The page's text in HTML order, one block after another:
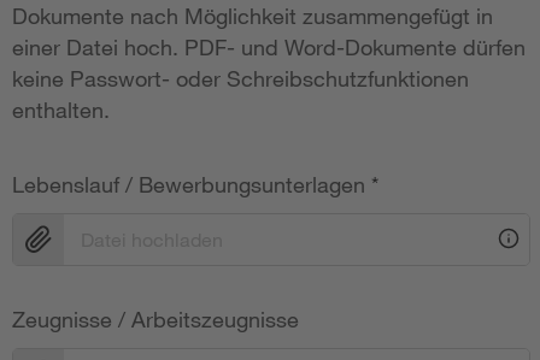
Dokumente nach Möglichkeit zusammengefügt in
einer Datei hoch. PDF- und Word-Dokumente dürfen
keine Passwort- oder Schreibschutzfunktionen
enthalten.
Lebenslauf / Bewerbungsunterlagen *
Zeugnisse / Arbeitszeugnisse